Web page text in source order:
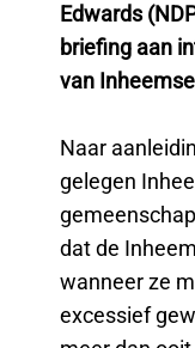
Edwards
briefing aan
van
Naar
gelegen
dat de
wanneer ze
excessief